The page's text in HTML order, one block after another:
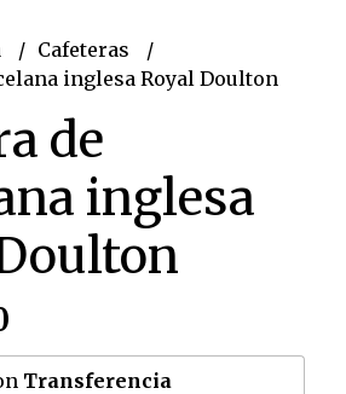
Cafeteras
inglesa Royal Doulton
de
inglesa
Transferencia